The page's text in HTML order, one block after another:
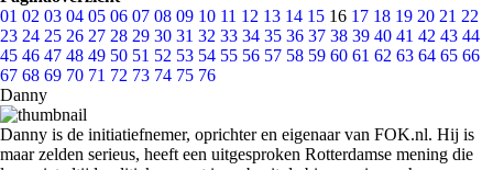
01 02 03 04 05 06 07 08 09 10 11 12 13 14 15 16 17 18 19 20 21 22
23 24 25 26 27 28 29 30 31 32 33 34 35 36 37 38 39 40 41 42 43 44
45 46 47 48 49 50 51 52 53 54 55 56 57 58 59 60 61 62 63 64 65 66
67 68 69 70 71 72 73 74 75 76
Danny
Danny is de initiatiefnemer, oprichter en eigenaar van FOK.nl. Hij is
maar zelden serieus, heeft een uitgesproken Rotterdamse mening die